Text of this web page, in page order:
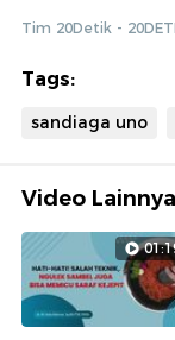
Tim 20Detik -
Tags:
sandiaga uno
Video Lainnya